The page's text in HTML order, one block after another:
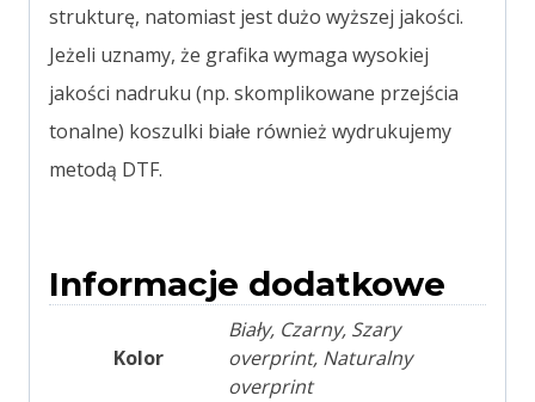
strukturę, natomiast jest dużo wyższej jakości.
Jeżeli uznamy, że grafika wymaga wysokiej
jakości nadruku (np. skomplikowane przejścia
tonalne) koszulki białe również wydrukujemy
metodą DTF.
Informacje dodatkowe
Kolor
Biały, Czarny, Szary
overprint, Naturalny
overprint